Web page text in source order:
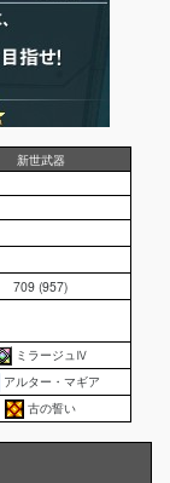
新世武器
709 (957)
ミラージュⅣ
アルター・マギア
古の誓い